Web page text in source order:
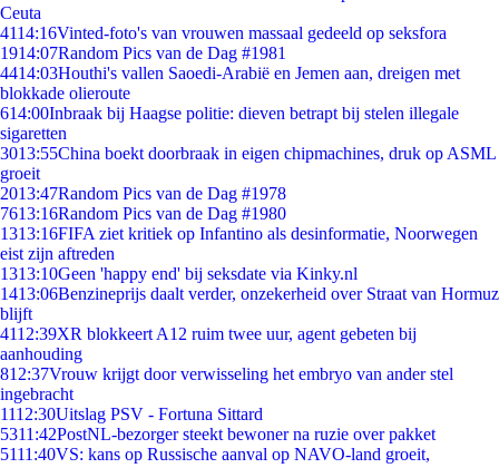
Ceuta
4114:16Vinted-foto's van vrouwen massaal gedeeld op seksfora
1914:07Random Pics van de Dag #1981
4414:03Houthi's vallen Saoedi-Arabië en Jemen aan, dreigen met
blokkade olieroute
614:00Inbraak bij Haagse politie: dieven betrapt bij stelen illegale
sigaretten
3013:55China boekt doorbraak in eigen chipmachines, druk op ASML
groeit
2013:47Random Pics van de Dag #1978
7613:16Random Pics van de Dag #1980
1313:16FIFA ziet kritiek op Infantino als desinformatie, Noorwegen
eist zijn aftreden
1313:10Geen 'happy end' bij seksdate via Kinky.nl
1413:06Benzineprijs daalt verder, onzekerheid over Straat van Hormuz
blijft
4112:39XR blokkeert A12 ruim twee uur, agent gebeten bij
aanhouding
812:37Vrouw krijgt door verwisseling het embryo van ander stel
ingebracht
1112:30Uitslag PSV - Fortuna Sittard
5311:42PostNL-bezorger steekt bewoner na ruzie over pakket
5111:40VS: kans op Russische aanval op NAVO-land groeit,